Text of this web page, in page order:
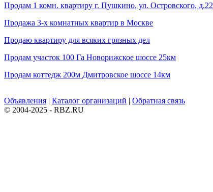
Продам 1 комн. квартиру г. Пушкино, ул. Островского, д.22
Продажа 3-х комнатных квартир в Москве
Продаю квартиру для всяких грязных дел
Продам участок 100 Га Новорижское шоссе 25км
Продам коттедж 200м Дмитровское шоссе 14км
Объявления | Каталог организаций | Обратная связь
© 2004-2025 - RBZ.RU